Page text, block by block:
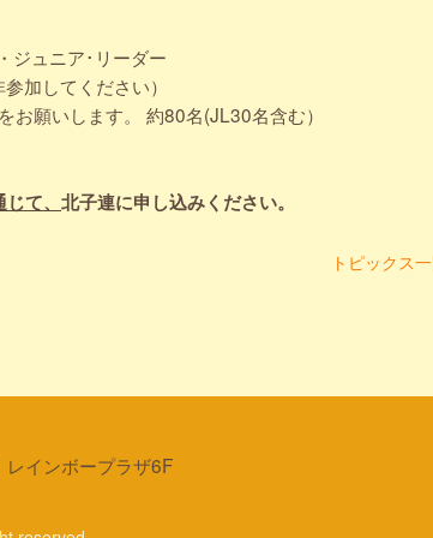
ジュニア･リーダー
してください）
します。 約80名(JL30名含む）
て、 北子連に申し込みください。
トピックス
インボープラザ6F